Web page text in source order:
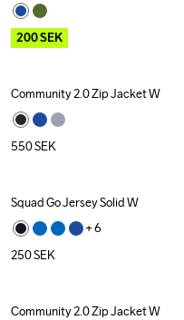
200SEK
Community 2.0 Zip Jacket W
550SEK
Squad Go Jersey Solid W
+ 6
250SEK
Community 2.0 Zip Jacket W